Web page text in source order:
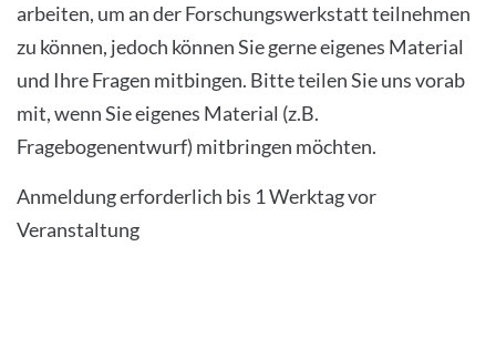
arbeiten, um an der Forschungswerkstatt teilnehmen
zu können, jedoch können Sie gerne eigenes Material
und Ihre Fragen mitbingen. Bitte teilen Sie uns vorab
mit, wenn Sie eigenes Material (z.B.
Fragebogenentwurf) mitbringen möchten.
Anmeldung erforderlich bis 1 Werktag vor
Veranstaltung